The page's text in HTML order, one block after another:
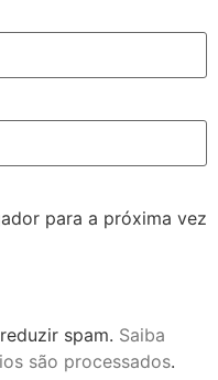
para a próxima vez
spam. Saiba
são processados.